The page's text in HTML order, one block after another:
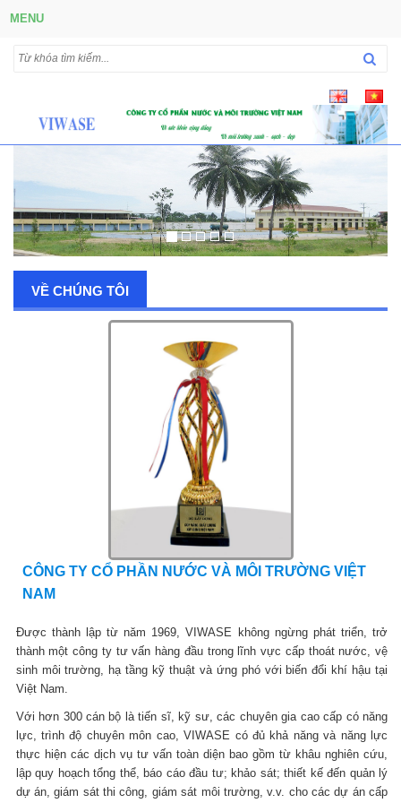
MENU
VỀ CHÚNG TÔI
CÔNG TY CỔ PHẦN NƯỚC VÀ MÔI TRƯỜNG VIỆT
NAM
Được thành lập từ năm 1969, VIWASE không ngừng phát triển, trở
thành một công ty tư vấn hàng đầu trong lĩnh vực cấp thoát nước, vệ
sinh môi trường, hạ tầng kỹ thuật và ứng phó với biến đổi khí hậu tại
Việt Nam.
Với hơn 300 cán bộ là tiến sĩ, kỹ sư, các chuyên gia cao cấp có năng
lực, trình độ chuyên môn cao, VIWASE có đủ khả năng và năng lực
thực hiện các dịch vụ tư vấn toàn diện bao gồm từ khâu nghiên cứu,
lập quy hoạch tổng thể, báo cáo đầu tư; khảo sát; thiết kế đến quản lý
dự án, giám sát thi công, giám sát môi trường, v.v. cho các dự án cấp